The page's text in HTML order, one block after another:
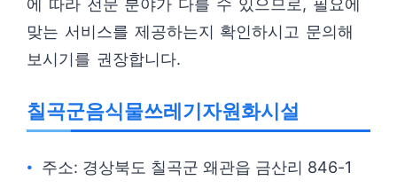
에 따라 전문 분야가 다를 수 있으므로, 필요에
맞는 서비스를 제공하는지 확인하시고 문의해
보시기를 권장합니다.
칠곡군음식물쓰레기자원화시설
주소: 경상북도 칠곡군 왜관읍 금산리 846-1